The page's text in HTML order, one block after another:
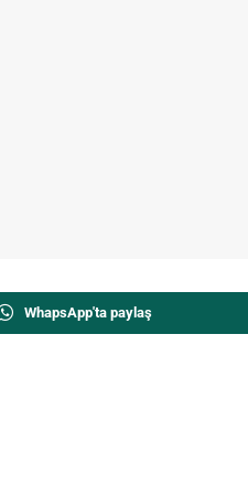
WhapsApp'ta paylaş